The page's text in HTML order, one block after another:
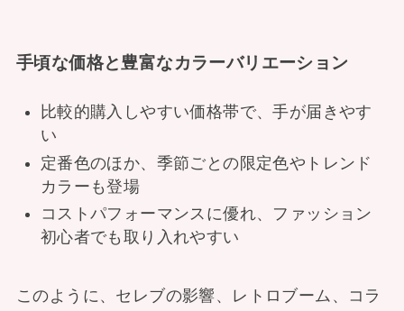
手頃な価格と豊富なカラーバリエーション
比較的購入しやすい価格帯で、手が届きやす
い
定番色のほか、季節ごとの限定色やトレンド
カラーも登場
コストパフォーマンスに優れ、ファッション
初心者でも取り入れやすい
このように、セレブの影響、レトロブーム、コラ